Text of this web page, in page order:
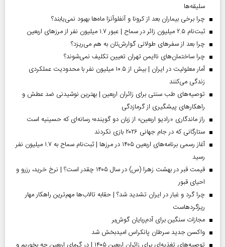
سلیقه‌ها
چرا برخی بیماران بعد از کرونا و آنفلوآنزا ماه‌ها بهبود نمی‌یابند؟
ثبت‌نام ۲.۵ میلیون زائر در سماح | عبور ۱.۷ میلیون نفر از مرز‌های اربعین
چرا بعد از سفرهای طولانی گوارش‌تان به هم می‌ریزد؟
چرا ساختمان‌های ناایمن تهران تعیین تکلیف نمی‌شوند؟
آمار معلولیت در ایران | بیش از ۱۰.۵ میلیون نفر با محدودیت عملکردی
زندگی می‌کنند
توصیه‌های طب سنتی برای زائران اربعین | بهترین نوشیدنی ضد عطش و
راهکارهای پیشگیری از گرمازدگی
راز ماندگاری «رادیو اربعین» از زبان دو گوینده؛ رسانه‌ای که حسینیه است
ستارگانی که در جام جهانی ۲۰۲۶ بازی نکردند
آغاز رسمی برنامه‌های اربعین ۱۴۰۵ در مرز‌ها | ثبت‌نام سماح به ۱.۷ میلیون نفر
رسید
قیمت قبر در بهشت زهرا (س) در سال ۱۴۰۵ چقدر است؟ | نرخ خرید، رزرو و
احیای قبور
چرا گرد و غبار در ایران تشدید شد؟ | حقابه تالاب‌ها مهم‌ترین راهکار مهار
ریزگردهاست
مجازات سنگین برای آدم‌ربایان گوش‌بر
واکسن جدید سرطان پانکراس امیدبخش شد